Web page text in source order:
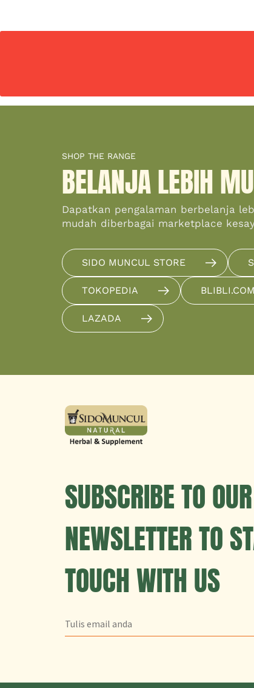
SHOP THE RANGE
BELANJA LEBIH
Dapatkan pengalaman berbelanja
mudah diberbagai marketplace
SIDO MUNCUL STORE
TOKOPEDIA BLIBLI.COM
LAZADA
SUBSCRIBE TO OUR
NEWSLETTER TO
TOUCH WITH US